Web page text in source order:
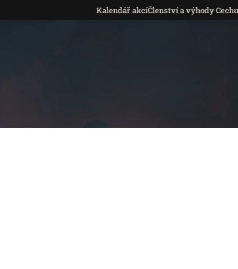
Kalendář akcíČlenství a výhody Cechu